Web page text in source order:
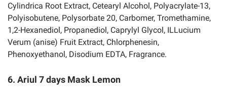
Cylindrica Root Extract, Cetearyl Alcohol, Polyacrylate-13,
Polyisobutene, Polysorbate 20, Carbomer, Tromethamine,
1,2-Hexanediol, Propanediol, Caprylyl Glycol, ILLucium
Verum (anise) Fruit Extract, Chlorphenesin,
Phenoxyethanol, Disodium EDTA, Fragrance.
6. Ariul 7 days Mask Lemon